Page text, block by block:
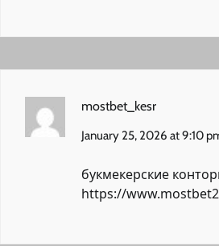
mostbet_kesr
January 25, 2026 at 9:10
букмекерские
https://